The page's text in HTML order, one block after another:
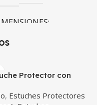
20 × 20 cm
Protector con
Samsung Galaxy
, Estuches Protectores